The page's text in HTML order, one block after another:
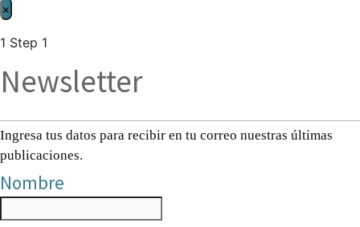
×
1 Step 1
Newsletter
Ingresa tus datos para recibir en tu correo nuestras últimas
publicaciones.
Nombre